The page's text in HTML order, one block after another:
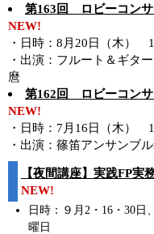
第163回 ロビーコン
NEW!
・日時：8月20日（木）
・出演：フルート＆ギ
麿
第162回 ロビーコン
NEW!
・日時：7月16日（木）
・出演：篠笛アンサンブ
【夜間講座】実践FP実
NEW!
日時：９月2・16・30
曜日